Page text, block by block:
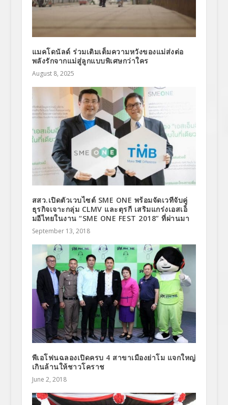
แมคโดนัลด์ ร่วมเติมเต็มความหวังของแม่ส่งต่อ
พลังรักจากแม่สู่ลูกแบบพิเศษกว่าใคร
August 8, 2025
สสว.เปิดตัวเวบไซต์ SME ONE พร้อมจัดเวทีจับคู่
ธุรกิจเจาะกลุ่ม CLMV และตุรกี เสริมแกร่งเอสเอ็
มอีไทยในงาน “SME ONE FEST 2018” ที่ผ่านมา
September 13, 2018
พีเอโฟนฉลองเปิดครบ 4 สาขาเมืองย่าโม แจกใหญ่
เกินล้านให้ชาวโคราช
June 2, 2018